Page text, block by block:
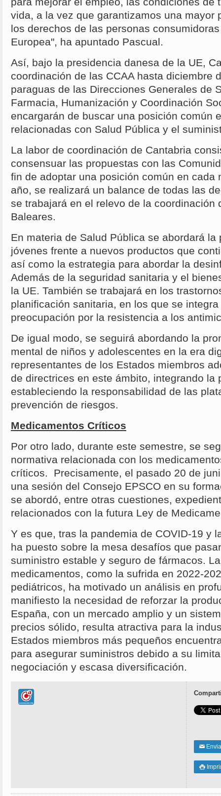
vida, a la vez que garantizamos una mayor
los derechos de las personas
Europea", ha apuntado Pascual.
Así, bajo la presidencia danesa de la UE,
coordinación de las CCAA hasta diciembre
paraguas de las Direcciones Generales de
Farmacia, Humanización y Coordinación
encargarán de buscar una posición común
relacionadas con Salud Pública y el
La labor de coordinación de Cantabria
consensuar las propuestas con las
fin de adoptar una posición común en cada
año, se realizará un balance de todas las
se trabajará en el relevo de la coordinación
Baleares.
En materia de Salud Pública se abordará la
jóvenes frente a nuevos productos que
así como la estrategia para abordar la
Además de la seguridad sanitaria y el
la UE. También se trabajará en los
planificación sanitaria, en los que se
preocupación por la resistencia a los
De igual modo, se seguirá abordando la
mental de niños y adolescentes en la era
representantes de los Estados miembros
de directrices en este ámbito, integrando la
estableciendo la responsabilidad de las
prevención de riesgos.
Medicamentos Críticos
Por otro lado, durante este semestre, se
normativa relacionada con los
críticos. Precisamente, el pasado 20 de
una sesión del Consejo EPSCO en su
se abordó, entre otras cuestiones,
relacionados con la futura Ley de
Y es que, tras la pandemia de COVID-19 y
ha puesto sobre la mesa desafíos que
suministro estable y seguro de fármacos.
medicamentos, como la sufrida en 2022-
pediátricos, ha motivado un análisis en
manifiesto la necesidad de reforzar la
España, con un mercado amplio y un
precios sólido, resulta atractiva para la
Estados miembros más pequeños
para asegurar suministros debido a su
negociación y escasa diversificación.
✉
